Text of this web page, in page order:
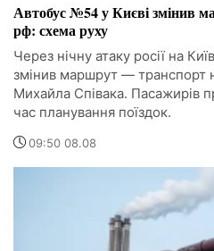
Автобус №54 у Києві змінив
рф: схема руху
Через нічну атаку росії на
змінив маршрут — транспорт
Михайла Співака. Пасажирів
час планування поїздок.
09:50 08.08